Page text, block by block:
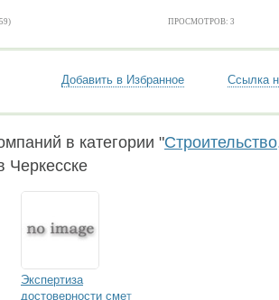
ПРОСМОТРОВ: 3
Добавить в Избранное Ссылка
в категории "
Черкесске
Экспертиза
достоверности смет